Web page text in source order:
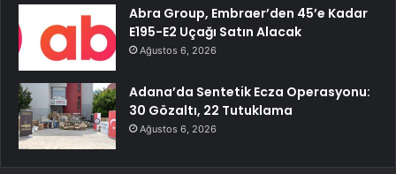
Abra Group, Embraer’den 45’e Kadar
E195-E2 Uçağı Satın Alacak
Ağustos 6, 2026
Adana’da Sentetik Ecza Operasyonu:
30 Gözaltı, 22 Tutuklama
Ağustos 6, 2026